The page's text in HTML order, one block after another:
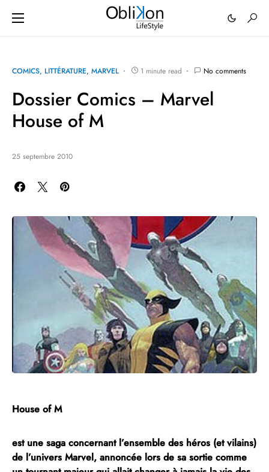
COMICS LITTÉRATURE MARVEL 1 minute read No comments
Dossier Comics – Marvel
House of M
25 septembre 2010
House of M
est une saga concernant l’ensemble des héros (et vilains)
de l’univers Marvel, annoncée lors de sa sortie comme